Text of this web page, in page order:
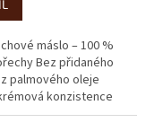
máslo – 100 %
Bez přidaného
palmového oleje
konzistence
„ideálního“